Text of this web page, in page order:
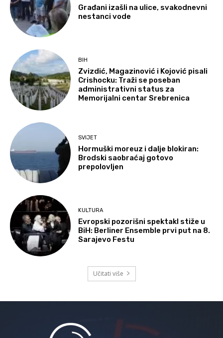
Građani izašli na ulice, svakodnevni
nestanci vode
BIH
Zvizdić, Magazinović i Kojović pisali
Crishocku: Traži se poseban
administrativni status za
Memorijalni centar Srebrenica
SVIJET
Hormuški moreuz i dalje blokiran:
Brodski saobraćaj gotovo
prepolovljen
KULTURA
Evropski pozorišni spektakl stiže u
BiH: Berliner Ensemble prvi put na 8.
Sarajevo Festu
Učitati više